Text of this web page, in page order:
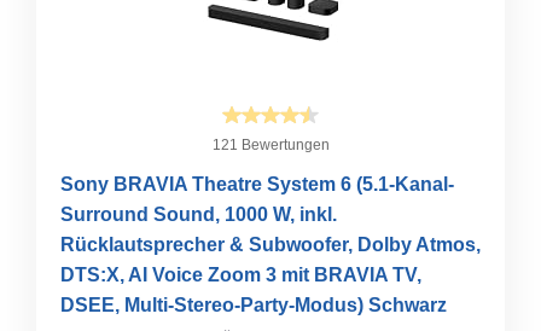
121 Bewertungen
Sony BRAVIA Theatre System 6 (5.1-Kanal-
Surround Sound, 1000 W, inkl.
Rücklautsprecher & Subwoofer, Dolby Atmos,
DTS:X, AI Voice Zoom 3 mit BRAVIA TV,
DSEE, Multi-Stereo-Party-Modus) Schwarz